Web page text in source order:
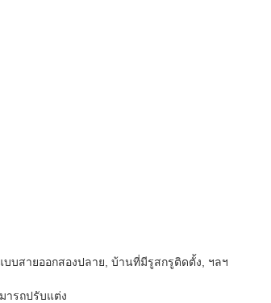
บสายออกสองปลาย, บ้านที่มีรูสกรูติดตั้ง, ฯลฯ
ารถปรับแต่ง